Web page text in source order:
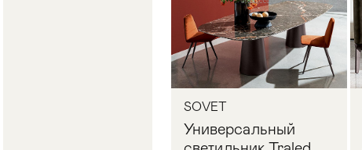
SOVET
Универсальный